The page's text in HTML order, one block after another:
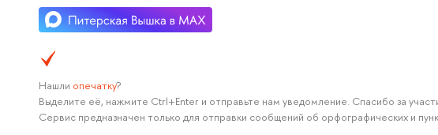
Нашли опечатку?
Выделите её, нажмите Ctrl+Enter и отправьте нам уведомление. Спасибо за
Сервис предназначен только для отправки сообщений об орфографических и